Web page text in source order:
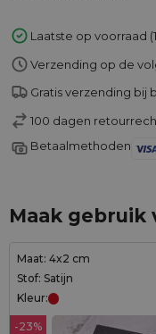
Laatste op voorraad
Verzending op de
Gratis verzending bij
100 dagen
Betaalmethoden
Maak gebruik
Maat: 4x2 cm
Stof: Satijn
Kleur:
-23%